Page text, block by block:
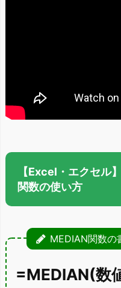
【Excel・エクセル
関数の使い方
MEDIAN関数の
=MEDIAN(